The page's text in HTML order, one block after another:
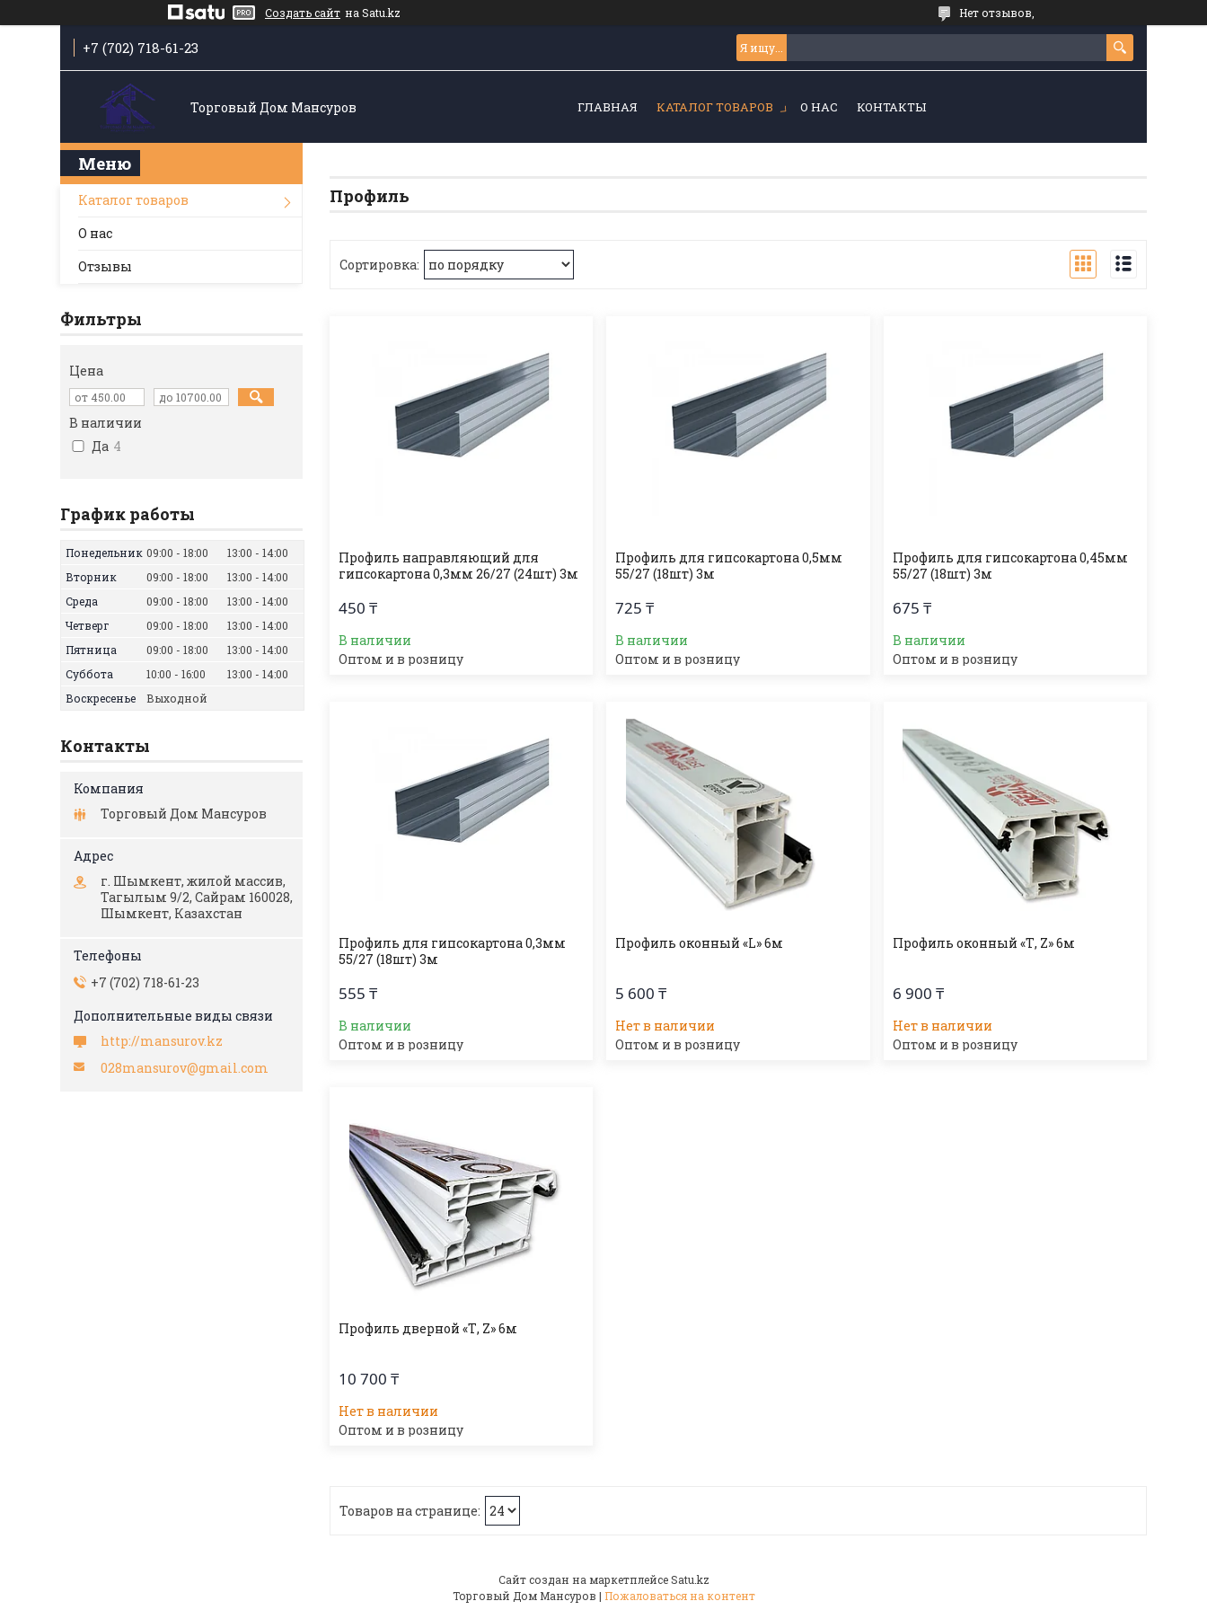
Создать сайт на Satu.kz Нет отзывов,
+7 (702) 718-61-23
Торговый Дом Мансуров ГЛАВНАЯ КАТАЛОГ ТОВАРОВ О НАС КОНТАКТЫ
Профиль
Профиль направляющий для
гипсокартона 0,3мм 26/27 (24шт) 3м
450 ₸
В наличии
Оптом и в розницу
Профиль для гипсокартона 0,5мм
55/27 (18шт) 3м
725 ₸
В наличии
Оптом и в розницу
Профиль для гипсокартона 0,45мм
55/27 (18шт) 3м
675 ₸
В наличии
Оптом и в розницу
Профиль для гипсокартона 0,3мм
55/27 (18шт) 3м
555 ₸
В наличии
Оптом и в розницу
Профиль оконный «L» 6м
5 600 ₸
Нет в наличии
Оптом и в розницу
Профиль оконный «Т, Z» 6м
6 900 ₸
Нет в наличии
Оптом и в розницу
Профиль дверной «Т, Z» 6м
10 700 ₸
Нет в наличии
Оптом и в розницу
Каталог товаров
О нас
Отзывы
Фильтры
Цена
В наличии
Да 4
График работы
Понедельник 09:00 18:00 13:00
14:00
Вторник
09:00 18:00 13:00
14:00
Среда
09:00 18:00 13:00
14:00
Четверг
09:00 18:00 13:00
14:00
Пятница
09:00 18:00 13:00
14:00
Суббота
10:00 16:00 13:00
14:00
Воскресенье
Выходной
Контакты
Торговый Дом Мансуров
г. Шымкент, жилой массив,
Тагылым 9/2, Сайрам 160028,
Шымкент, Казахстан
+7 (702) 718-61-23
http://mansurov.kz
028mansurov@gmail.com
Сайт создан на маркетплейсеSatu.kz
Торговый Дом Мансуров | Пожаловаться на контент